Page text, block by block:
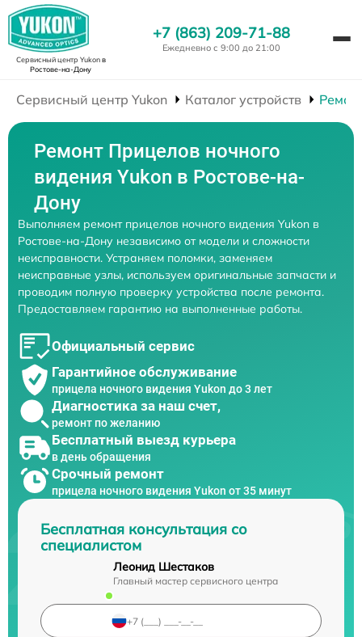
Сервисный центр Yukonв
Ростове-на-Дону
+7 (863) 209-71-88
Ежедневно с 9:00 до 21:00
Сервисный центр Yukon Каталог устройств
Ремонт Прицелов ночного
видения Yukon в Ростове-на-
Дону
Выполняем ремонт прицелов ночного видения Yukon в
Ростове-на-Дону независимо от модели и сложности
неисправности. Устраняем поломки, заменяем
неисправные узлы, используем оригинальные запчасти и
проводим полную проверку устройства после ремонта.
Предоставляем гарантию на выполненные работы.
Официальный сервис
Гарантийное обслуживание
прицела ночного видения Yukon до 3 лет
Диагностика за наш счет,
ремонт по желанию
Бесплатный выезд курьера
в день обращения
Срочный ремонт
прицела ночного видения Yukon от 35 минут
Бесплатная консультация со
специалистом
Леонид Шестаков
Главный мастер сервисного центра